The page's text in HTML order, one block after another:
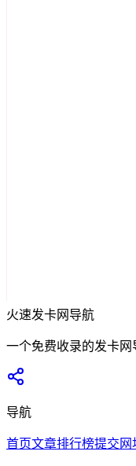
火速发卡网导航
一个免费收录的发卡网
导航
首页文章排行榜提交网